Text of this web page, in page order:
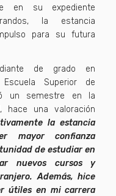
en su expediente
la estancia
para su futura
de grado en
Superior de
un semestre en la
hace una valoración
la estancia
mayor confianza
de estudiar en
nuevos cursos y
Además, hice
útiles en mi carrera